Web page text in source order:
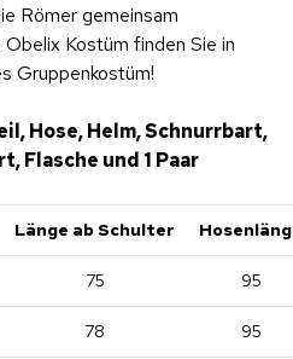
Römer gemeinsam
Kostüm finden Sie in
Gruppenkostüm!
Hose, Helm, Schnurrbart,
Flasche und 1 Paar
Länge ab Schulter
75 95
78 95